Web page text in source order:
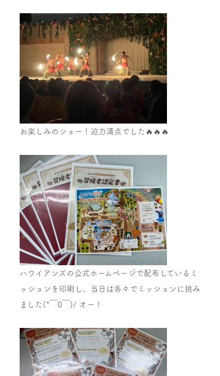
お楽しみのショー！迫力満点でした🔥🔥🔥
ハワイアンズの公式ホームページで配布しているミ
ッションを印刷し、当日は各々でミッションに挑み
ました(*￣0￣)/ オー！